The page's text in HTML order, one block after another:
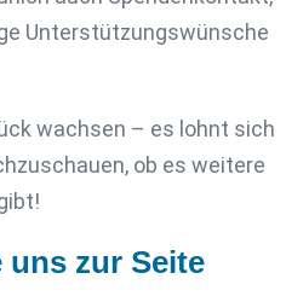
Unterstützungswünsche
wachsen – es lohnt sich
ob es weitere
uns zur Seite